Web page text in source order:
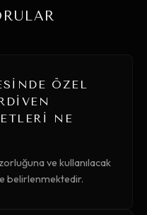
ÖZEL
NE
ve kullanılacak
belirlenmektedir.